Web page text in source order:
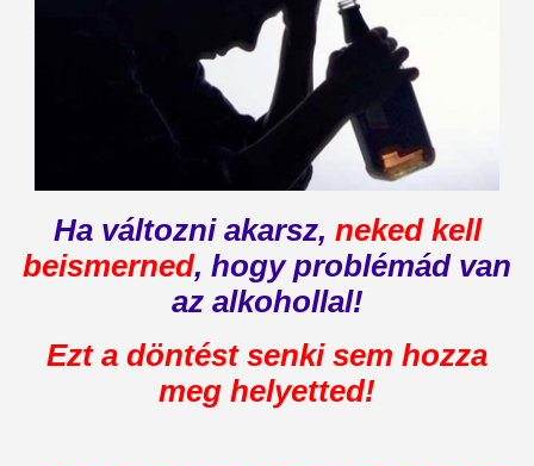
Ha változni akarsz, neked kell
beismerned, hogy problémád van
az alkohollal!
Ezt a döntést senki sem hozza
meg helyetted!